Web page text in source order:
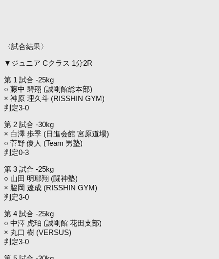
〈試合結果〉
▼ジュニア Cクラス 1分2R
第 1 試合 -25kg
○ 藤中 碧翔 (誠剛館総本部)
× 神原 理久斗 (RISSHIN GYM)
判定3-0
第 2 試合 -30kg
× 白澤 歩季 (日進会館 宮原道場)
○ 菅野 優人 (Team 男塾)
判定0-3
第 3 試合 -25kg
○ 山田 明耶翔 (闘神塾)
× 脇岡 遼成 (RISSHIN GYM)
判定3-0
第 4 試合 -25kg
○ 中澤 虎珀 (誠剛館 花田支部)
× 丸口 樹 (VERSUS)
判定3-0